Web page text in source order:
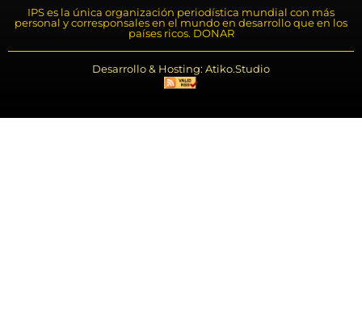
IPS es la única organización periodística mundial con más
personal y corresponsales en el mundo en desarrollo que en los
países ricos. DONAR
Desarrollo & Hosting: Atiko.Studio